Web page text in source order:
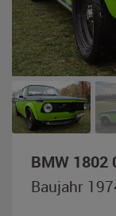
BMW 1802
Baujahr